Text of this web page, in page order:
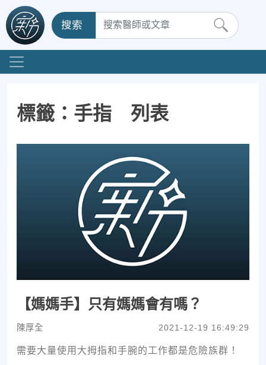
搜索
標籤：手指 列表
【媽媽手】只有媽媽會有嗎？
陳厚全 2021-12-19 16:49:29
需要大量使用大拇指和手腕的工作都是危險族群！